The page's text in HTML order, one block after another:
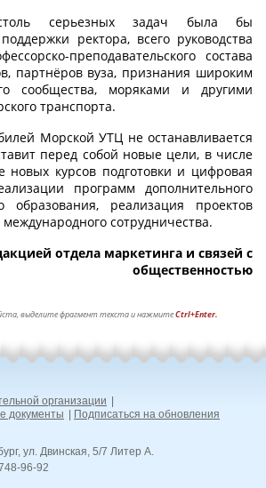
серьезных задач была бы
ректора, всего руководства
преподавательского состава
партнёров вуза, признания широким
сообщества, моряками и другими
транспорта.
Морской УТЦ не останавливается
перед собой новые цели, в числе
новых курсов подготовки и цифровая
программ дополнительного
образования, реализация проектов
сотрудничества.
отдела маркетинга и связей с
общественностью
выделите фрагмент текста и нажмитеCtrl+Enter.
организации
документы
Подписаться на обновления
ул. Двинская, 5/7 Литер А.
96-92